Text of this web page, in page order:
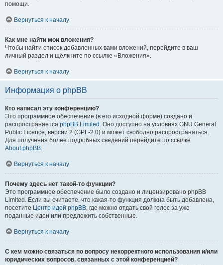
помощи.
Вернуться к началу
Как мне найти мои вложения?
Чтобы найти список добавленных вами вложений, перейдите в ваш
личный раздел и щёлкните по ссылке «Вложения».
Вернуться к началу
Информация о phpBB
Кто написал эту конференцию?
Это программное обеспечение (в его исходной форме) создано и
распространяется phpBB Limited . Оно доступно на условиях GNU General
Public Licence, версии 2 (GPL-2.0) и может свободно распространяться.
Для получения более подробных сведений перейдите по ссылке
About phpBB.
Вернуться к началу
Почему здесь нет такой-то функции?
Это программное обеспечение было создано и лицензировано phpBB
Limited. Если вы считаете, что какая-то функция должна быть добавлена,
посетите Центр идей phpBB, где можно отдать свой голос за уже
поданные идеи или предложить собственные.
Вернуться к началу
С кем можно связаться по вопросу некорректного использования и/или
юридических вопросов, связанных с этой конференцией?